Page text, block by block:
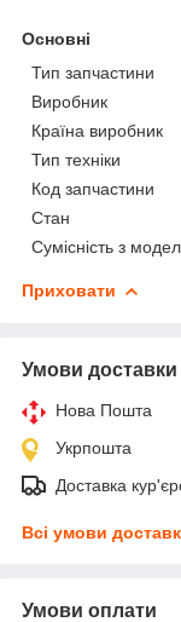
Основні
Тип запчастини
Виробник
Країна виробник
Тип техніки
Код запчастини
Стан
Сумісність з
Приховати
Умови доставки
Нова Пошта
Укрпошта
Доставка
Всі умови
Умови оплати